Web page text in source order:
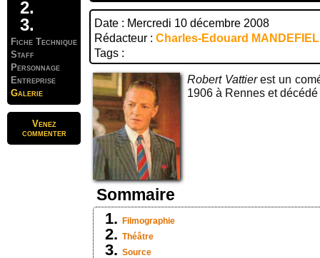
Fiche Technique
Staff
Personnage
Entreprise
Galerie
Venez
commenter
Date : Mercredi 10 décembre 2008
Rédacteur : Charles-Edouard
Tags :
Robert Vattierest un
1906 à Rennes et
Sommaire
Filmographie
Théâtre
Source